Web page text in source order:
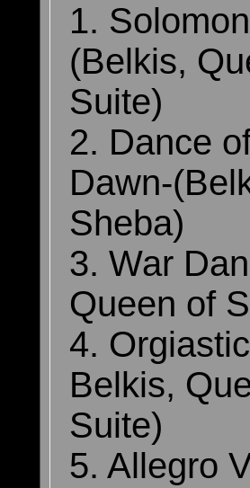
1.
(Belkis,
Suite)
2. Dance
Dawn-
Sheba)
3. War
Queen of
4.
Belkis,
Suite)
5. Allegro